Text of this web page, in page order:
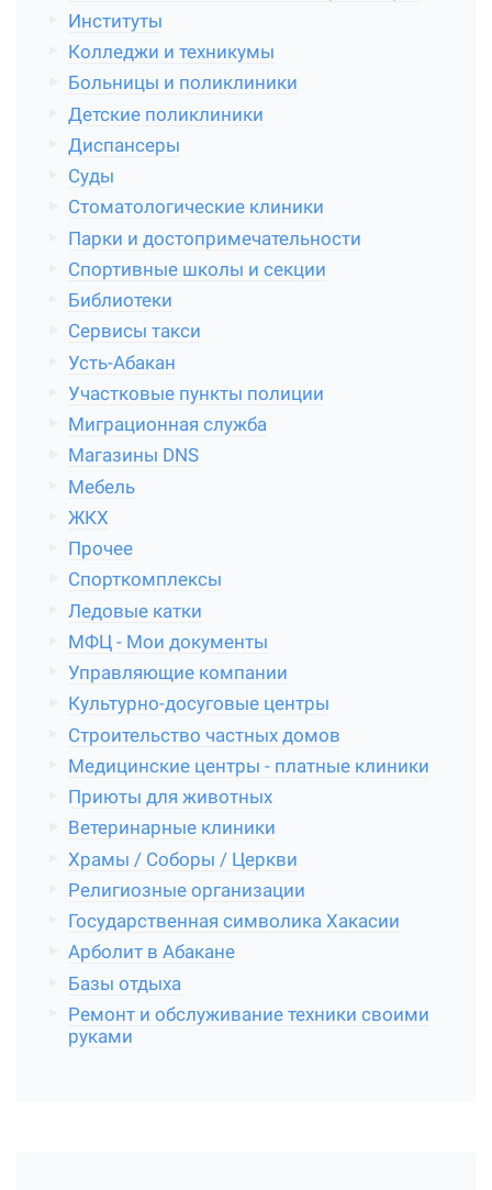
Институты
Колледжи и техникумы
Больницы и поликлиники
Детские поликлиники
Диспансеры
Суды
Стоматологические клиники
Парки и достопримечательности
Спортивные школы и секции
Библиотеки
Сервисы такси
Усть-Абакан
Участковые пункты полиции
Миграционная служба
Магазины DNS
Мебель
ЖКХ
Прочее
Спорткомплексы
Ледовые катки
МФЦ - Мои документы
Управляющие компании
Культурно-досуговые центры
Строительство частных домов
Медицинские центры - платные клиники
Приюты для животных
Ветеринарные клиники
Храмы / Соборы / Церкви
Религиозные организации
Государственная символика Хакасии
Арболит в Абакане
Базы отдыха
Ремонт и обслуживание техники своими
руками